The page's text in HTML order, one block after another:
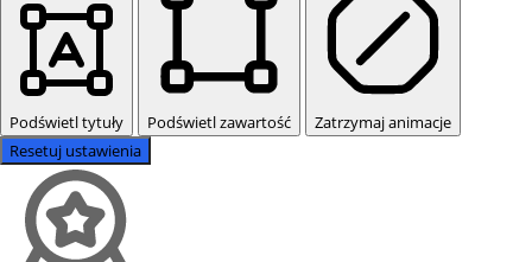
Podświetl tytuły Podświetl zawartość
Zatrzymaj animacje
Resetuj ustawienia